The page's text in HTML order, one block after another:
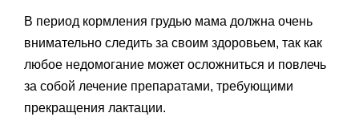
В период кормления грудью мама должна очень
внимательно следить за своим здоровьем, так как
любое недомогание может осложниться и повлечь
за собой лечение препаратами, требующими
прекращения лактации.